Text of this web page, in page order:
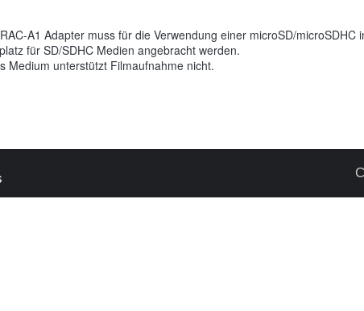
A1 Adapter muss für die Verwendung einer microSD/microSDHC
für SD/SDHC Medien angebracht werden.
Medium unterstützt Filmaufnahme nicht.